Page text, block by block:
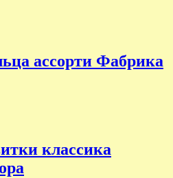
ассорти Фабрика
классика